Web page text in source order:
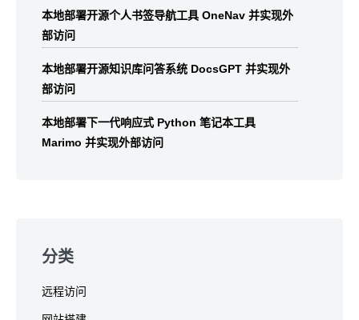
本地部署开源个人书签导航工具 OneNav 并实现外
部访问
本地部署开源知识库问答系统 DocsGPT 并实现外
部访问
本地部署下一代响应式 Python 笔记本工具
Marimo 并实现外部访问
分类
远程访问